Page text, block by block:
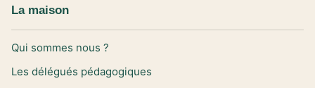
La maison
Qui sommes nous ?
Les délégués pédagogiques